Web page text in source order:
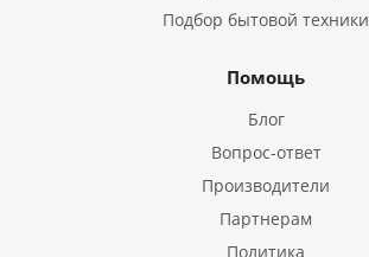
Подбор бытовой техники
Помощь
Блог
Вопрос-ответ
Производители
Партнерам
Политика